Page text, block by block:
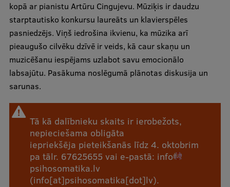
Uzņemšana
Praktiska informācija
Par RSU
Studiju norises vietas
Fakultātes
Mūsu cilvēki
kopā ar pianistu Artūru Cingujevu. Mūziķis ir daudzu
starptautisko konkursu laureāts un klavierspēles
pasniedzējs. Viņš iedrošina ikvienu, ka mūzika arī
pieaugušo cilvēku dzīvē ir veids, kā caur skaņu un
muzicēšanu iespējams uzlabot savu emocionālo
labsajūtu. Pasākuma noslēgumā plānotas diskusija un
sarunas.
Tā kā dalībnieku skaits ir ierobežots,
nepieciešama obligāta
iepriekšēja pieteikšanās līdz 4. oktobrim
pa tālr. 67625655 vai e-pastā: info
psihosomatika.lv
(info[at]psihosomatika[dot]lv).